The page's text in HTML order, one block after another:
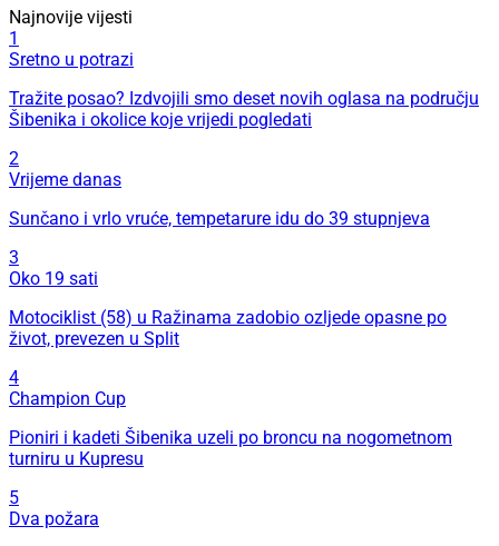
Najnovije vijesti
1
Sretno u potrazi
Tražite posao? Izdvojili smo deset novih oglasa na području
Šibenika i okolice koje vrijedi pogledati
2
Vrijeme danas
Sunčano i vrlo vruće, tempetarure idu do 39 stupnjeva
3
Oko 19 sati
Motociklist (58) u Ražinama zadobio ozljede opasne po
život, prevezen u Split
4
Champion Cup
Pioniri i kadeti Šibenika uzeli po broncu na nogometnom
turniru u Kupresu
5
Dva požara